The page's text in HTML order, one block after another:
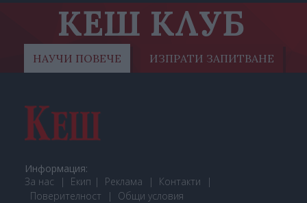
КЕШ КЛУБ
НАУЧИ ПОВЕЧЕ ИЗПРАТИ ЗАПИТВАНЕ
Информация:
За нас
Екип Реклама
Контакти
Поверителност
Общи условия